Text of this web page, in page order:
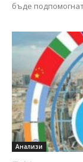
бъде
Анализи